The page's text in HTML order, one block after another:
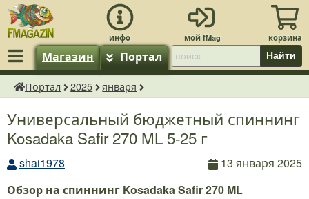
Магазин Портал Найти
fMagazin.ru
Портал 2025 января
Универсальный бюджетный спиннинг
Kosadaka Safir 270 ML 5-25 г
shai1978
13 января 2025
Обзор на спиннинг Kosadaka Safir 270 ML